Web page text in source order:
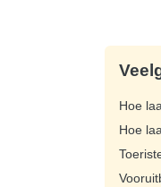
Hoe
Hoe